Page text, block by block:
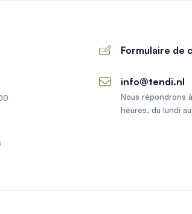
Formulaire de
info@tendi.nl
Nous répondrons
heures, du lundi